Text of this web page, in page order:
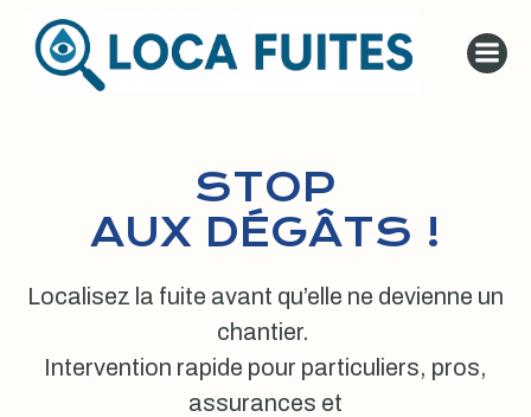
au
contenu
STOP
AUX DÉGÂTS !
Localisez la fuite avant qu’elle ne devienne un
chantier.
Intervention rapide pour particuliers, pros,
assurances et